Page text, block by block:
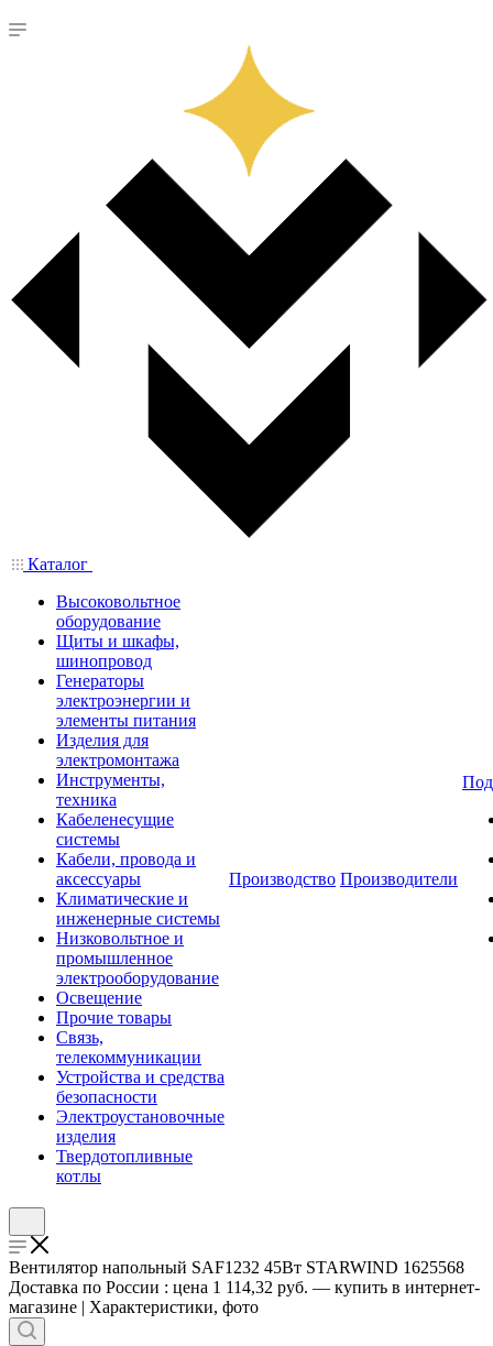
Каталог
Высоковольтное
оборудование
Щиты и шкафы,
шинопровод
Генераторы
электроэнергии и
элементы питания
Изделия для
электромонтажа
Инструменты,
техника
Кабеленесущие
системы
Кабели, провода и
аксессуары
Климатические и
инженерные системы
Низковольтное и
промышленное
электрооборудование
Освещение
Прочие товары
Связь,
телекоммуникации
Устройства и средства
безопасности
Электроустановочные
изделия
Твердотопливные
котлы
Производство Производители
Вентилятор напольный SAF1232 45Вт STARWIND 1625568
Доставка по России : цена 1 114,32 руб. — купить в интернет-
магазине | Характеристики, фото